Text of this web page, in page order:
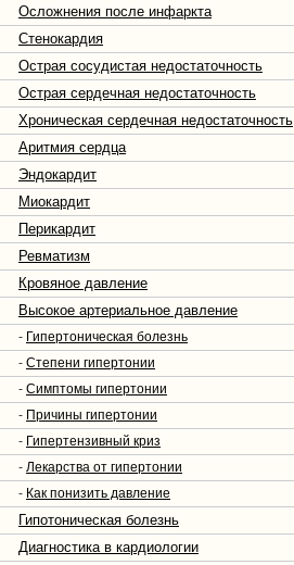
Осложнения после инфаркта
Стенокардия
Острая сосудистая недостаточность
Острая сердечная недостаточность
Хроническая сердечная недостаточность
Аритмия сердца
Эндокардит
Миокардит
Перикардит
Ревматизм
Кровяное давление
Высокое артериальное давление
- Гипертоническая болезнь
- Степени гипертонии
- Симптомы гипертонии
- Причины гипертонии
- Гипертензивный криз
- Лекарства от гипертонии
- Как понизить давление
Гипотоническая болезнь
Диагностика в кардиологии